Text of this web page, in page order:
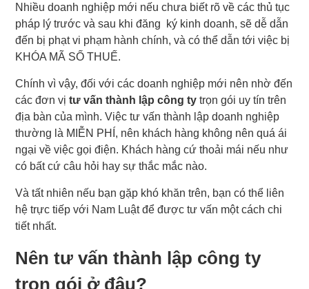
Nhiều doanh nghiệp mới nếu chưa biết rõ về các thủ tục
pháp lý trước và sau khi đăng ký kinh doanh, sẽ dễ dẫn
đến bị phạt vi phạm hành chính, và có thể dẫn tới việc bị
KHÓA MÃ SỐ THUẾ.
Chính vì vậy, đối với các doanh nghiệp mới nên nhờ đến
các đơn vịtư vấn thành lập công tytrọn gói uy tín trên
địa bàn của mình. Việc tư vấn thành lập doanh nghiệp
thường là MIỄN PHÍ, nên khách hàng không nên quá ái
ngại về việc gọi điện. Khách hàng cứ thoải mái nếu như
có bất cứ câu hỏi hay sự thắc mắc nào.
Và tất nhiên nếu bạn gặp khó khăn trên, bạn có thể liên
hệ trực tiếp với Nam Luật để được tư vấn một cách chi
tiết nhất.
Nên tư vấn thành lập công ty
trọn gói ở đâu?